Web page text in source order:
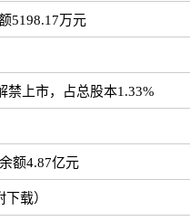
5198.17万元
禁上市，占总股本1.33%
额4.87亿元
载）